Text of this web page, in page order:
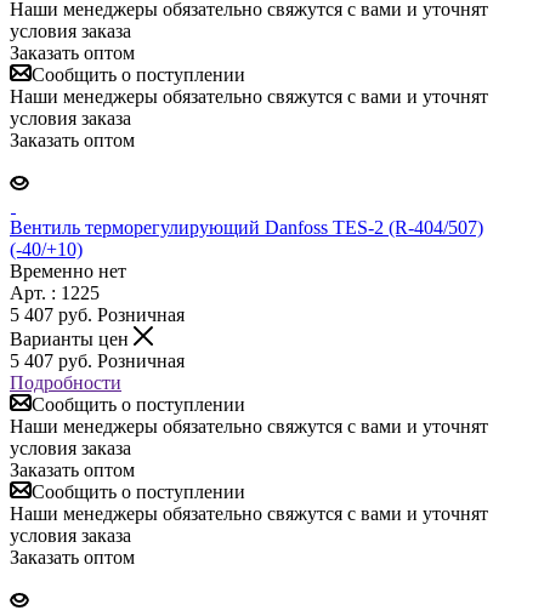
Наши менеджеры обязательно свяжутся с вами и уточнят
условия заказа
Заказать оптом
Сообщить о поступлении
Наши менеджеры обязательно свяжутся с вами и уточнят
условия заказа
Заказать оптом
Вентиль терморегулирующий Danfoss TES-2 (R-404/507)
(-40/+10)
Временно нет
Арт. : 1225
5 407 руб. Розничная
Варианты цен
5 407 руб. Розничная
Подробности
Сообщить о поступлении
Наши менеджеры обязательно свяжутся с вами и уточнят
условия заказа
Заказать оптом
Сообщить о поступлении
Наши менеджеры обязательно свяжутся с вами и уточнят
условия заказа
Заказать оптом